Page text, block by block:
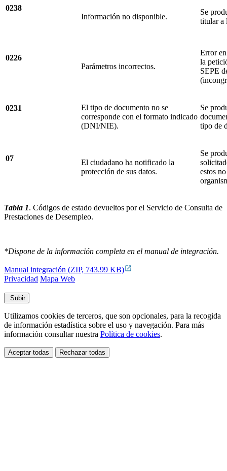
0238
Información no disponible.
Se
titular a
0226
Parámetros incorrectos.
Error
la
SEPE
0231
El tipo de documento no se
corresponde con el formato indicado
(DNI/NIE).
Se
tipo de
07
El ciudadano ha notificado la
protección de sus datos.
Se
estos
Tabla 1. Códigos de estado devueltos por el Servicio de Consulta de
Prestaciones de Desempleo.
*Dispone de la información completa en el manual de integración.
Manual integración (ZIP, 743.99 KB)
Privacidad Mapa Web
Subir
Utilizamos cookies de terceros, que son opcionales, para la recogida
de información estadística sobre el uso y navegación. Para más
información consultar nuestra Política de cookies.
Aceptar todas Rechazar todas